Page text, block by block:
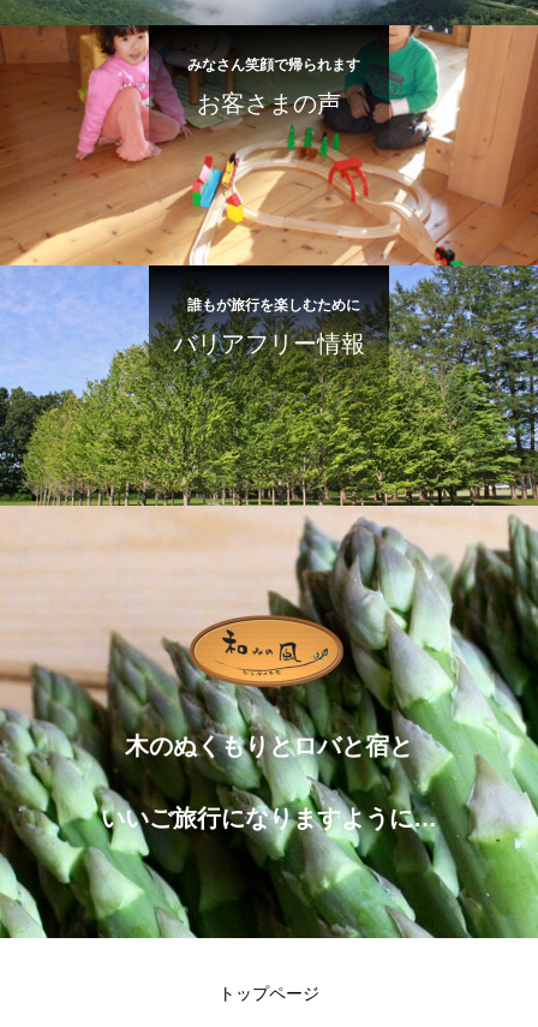
みなさん笑顔で帰られます
お客さまの声
誰もが旅行を楽しむために
バリアフリー情報
木のぬくもりとロバと宿と
いいご旅行になりますように…
トップページ